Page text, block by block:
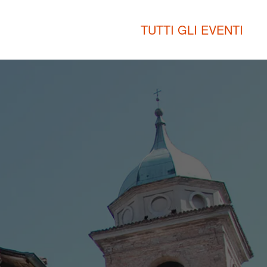
TUTTI GLI EVENTI